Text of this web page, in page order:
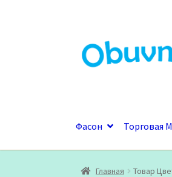
к
навигации
к
содержимому
Фасон Торговая
Главная Товар